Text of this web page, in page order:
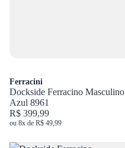
Ferracini
Dockside Ferracino Masculino
Azul 8961
R$ 399,99
ou 8x de R$ 49,99